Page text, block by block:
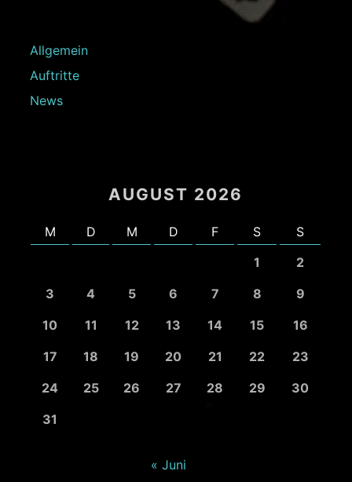
Allgemein
Auftritte
News
AUGUST 2026
M D M D F S
S
1
2
3
4 5 6 7 8
9
10
11 12 13 14 15
16
17
18 19 20 21 22
23
24
25 26 27 28 29
30
31
« Juni